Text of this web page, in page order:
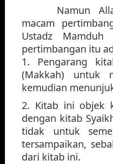
Namun
macam
Ustadz
pertimbangan itu
1. Pengarang
(Makkah) untuk
kemudian
2. Kitab ini objek
dengan kitab
tidak untuk
tersampaikan,
dari kitab ini.